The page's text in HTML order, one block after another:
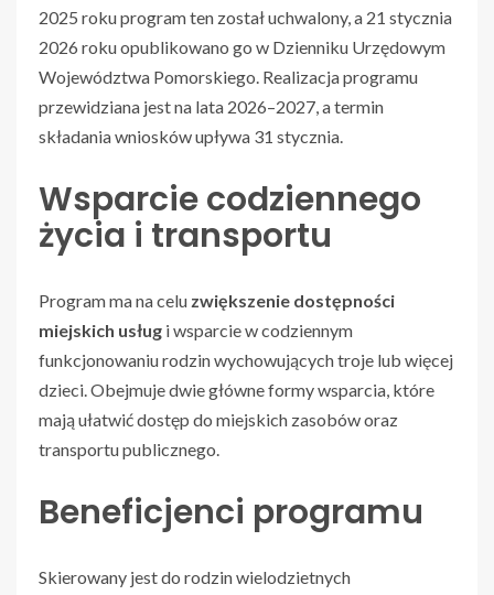
2025 roku program ten został uchwalony, a 21 stycznia
2026 roku opublikowano go w Dzienniku Urzędowym
Województwa Pomorskiego. Realizacja programu
przewidziana jest na lata 2026–2027, a termin
składania wniosków upływa 31 stycznia.
Wsparcie codziennego
życia i transportu
Program ma na celu zwiększenie dostępności
miejskich usług i wsparcie w codziennym
funkcjonowaniu rodzin wychowujących troje lub więcej
dzieci. Obejmuje dwie główne formy wsparcia, które
mają ułatwić dostęp do miejskich zasobów oraz
transportu publicznego.
Beneficjenci programu
Skierowany jest do rodzin wielodzietnych